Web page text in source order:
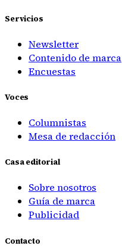
Servicios
Newsletter
Contenido de marca
Encuestas
Voces
Columnistas
Mesa de redacción
Casa editorial
Sobre nosotros
Guía de marca
Publicidad
Contacto